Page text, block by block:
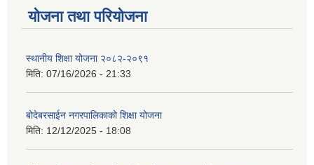
योजना तथा परियोजना
स्थानीय शिक्षा योजना २०८२-२०९१
मिति: 07/16/2026 - 21:33
बोदेबरसाईन नगरपालिकाको शिक्षा योजना
मिति: 12/12/2025 - 18:08